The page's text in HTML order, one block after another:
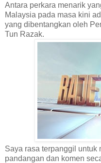
Antara perkara menarik
Malaysia pada masa kini
yang dibentangkan oleh
Tun Razak.
Saya rasa terpanggil untuk
pandangan dan komen